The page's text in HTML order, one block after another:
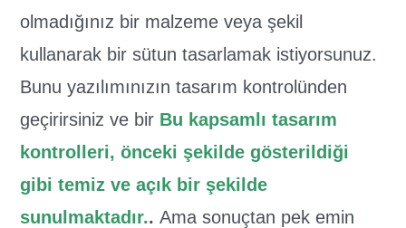
olmadığınız bir malzeme veya şekil
kullanarak bir sütun tasarlamak istiyorsunuz.
Bunu yazılımınızın tasarım kontrolünden
geçirirsiniz ve bir Bu kapsamlı tasarım
kontrolleri, önceki şekilde gösterildiği
gibi temiz ve açık bir şekilde
sunulmaktadır..Ama sonuçtan pek emin